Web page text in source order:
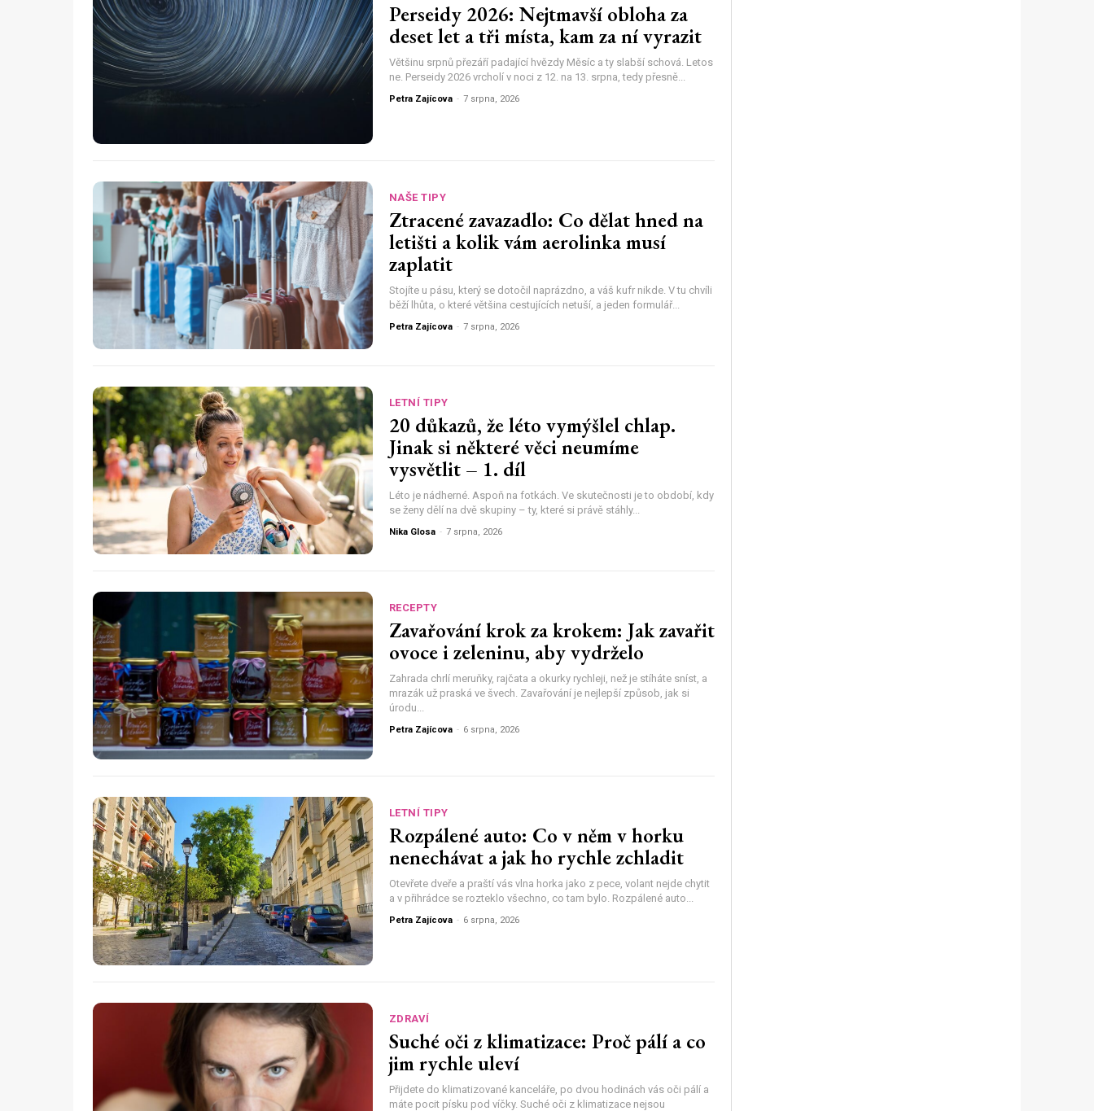
Perseidy 2026: Nejtmavší obloha za
deset let a tři místa, kam za ní vyrazit
Většinu srpnů přezáří padající hvězdy Měsíc a ty slabší schová. Letos
ne. Perseidy 2026 vrcholí v noci z 12. na 13. srpna, tedy přesně...
Petra Zajícova - 7 srpna, 2026
NAŠE TIPY
Ztracené zavazadlo: Co dělat hned na
letišti a kolik vám aerolinka musí
zaplatit
Stojíte u pásu, který se dotočil naprázdno, a váš kufr nikde. V tu chvíli
běží lhůta, o které většina cestujících netuší, a jeden formulář...
Petra Zajícova - 7 srpna, 2026
LETNÍ TIPY
20 důkazů, že léto vymýšlel chlap.
Jinak si některé věci neumíme
vysvětlit – 1. díl
Léto je nádherné. Aspoň na fotkách. Ve skutečnosti je to období, kdy
se ženy dělí na dvě skupiny – ty, které si právě stáhly...
Nika Glosa - 7 srpna, 2026
RECEPTY
Zavařování krok za krokem: Jak zavařit
ovoce i zeleninu, aby vydrželo
Zahrada chrlí meruňky, rajčata a okurky rychleji, než je stíháte sníst, a
mrazák už praská ve švech. Zavařování je nejlepší způsob, jak si
úrodu...
Petra Zajícova - 6 srpna, 2026
LETNÍ TIPY
Rozpálené auto: Co v něm v horku
nenechávat a jak ho rychle zchladit
Otevřete dveře a praští vás vlna horka jako z pece, volant nejde chytit
a v přihrádce se rozteklo všechno, co tam bylo. Rozpálené auto...
Petra Zajícova - 6 srpna, 2026
ZDRAVÍ
Suché oči z klimatizace: Proč pálí a co
jim rychle uleví
Přijdete do klimatizované kanceláře, po dvou hodinách vás oči pálí a
máte pocit písku pod víčky. Suché oči z klimatizace nejsou